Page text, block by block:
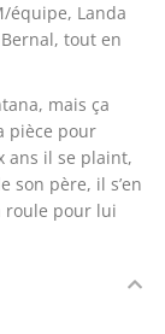
équipe, Landa
tout en
mais ça
pièce pour
ans il se plaint,
son père, il s’en
roule pour lui